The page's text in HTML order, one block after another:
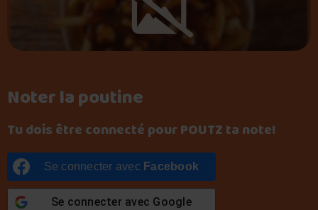
Noter la poutine
Tu dois être connecté pour POUTZ ta note!
Se connecter avec Facebook
Se connecter avec Google